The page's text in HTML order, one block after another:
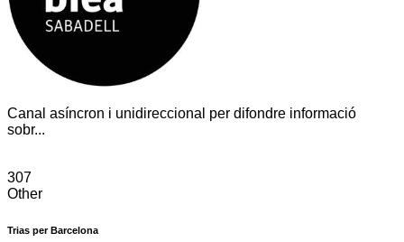
Canal asíncron i unidireccional per difondre informació
sobr...
307
Other
Trias per Barcelona